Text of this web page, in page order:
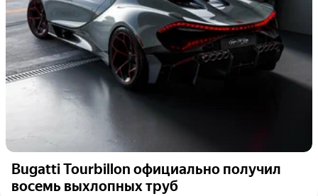
Bugatti Tourbillon официально получил
восемь выхлопных труб